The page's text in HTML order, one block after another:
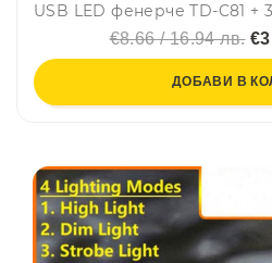
€8.66 / 16.94 лв.
ДОБАВИ В